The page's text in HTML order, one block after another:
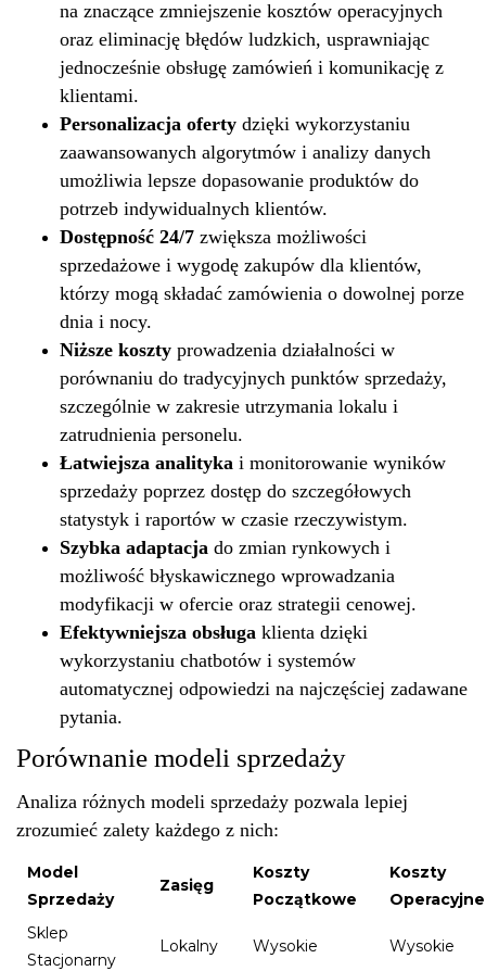
na znaczące zmniejszenie kosztów operacyjnych
oraz eliminację błędów ludzkich, usprawniając
jednocześnie obsługę zamówień i komunikację z
klientami.
Personalizacja oferty dzięki wykorzystaniu
zaawansowanych algorytmów i analizy danych
umożliwia lepsze dopasowanie produktów do
potrzeb indywidualnych klientów.
Dostępność 24/7 zwiększa możliwości
sprzedażowe i wygodę zakupów dla klientów,
którzy mogą składać zamówienia o dowolnej porze
dnia i nocy.
Niższe koszty prowadzenia działalności w
porównaniu do tradycyjnych punktów sprzedaży,
szczególnie w zakresie utrzymania lokalu i
zatrudnienia personelu.
Łatwiejsza analityka i monitorowanie wyników
sprzedaży poprzez dostęp do szczegółowych
statystyk i raportów w czasie rzeczywistym.
Szybka adaptacja do zmian rynkowych i
możliwość błyskawicznego wprowadzania
modyfikacji w ofercie oraz strategii cenowej.
Efektywniejsza obsługa klienta dzięki
wykorzystaniu chatbotów i systemów
automatycznej odpowiedzi na najczęściej zadawane
pytania.
Porównanie modeli sprzedaży
Analiza różnych modeli sprzedaży pozwala lepiej
zrozumieć zalety każdego z nich:
Model
Sprzedaży
Zasięg
Koszty
Początkowe
Koszty
Operacyjne
Sklep
Stacjonarny
Lokalny Wysokie Wysokie